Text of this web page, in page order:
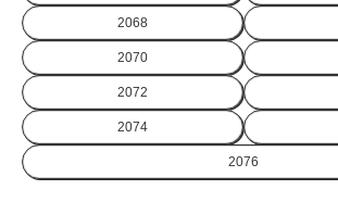
2068
2070
2072
2074
2076